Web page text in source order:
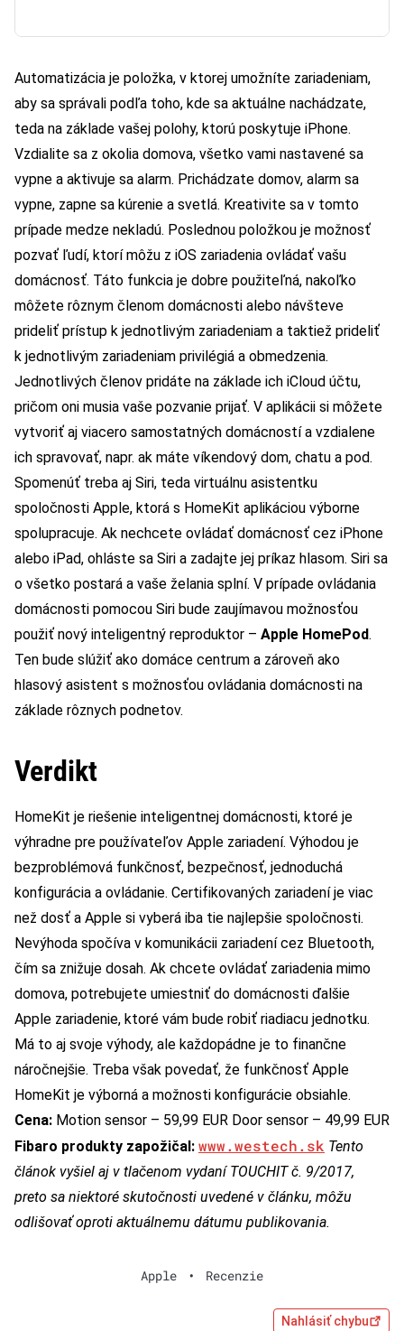
Automatizácia je položka, v ktorej umožníte zariadeniam,
aby sa správali podľa toho, kde sa aktuálne nachádzate,
teda na základe vašej polohy, ktorú poskytuje iPhone.
Vzdialite sa z okolia domova, všetko vami nastavené sa
vypne a aktivuje sa alarm. Prichádzate domov, alarm sa
vypne, zapne sa kúrenie a svetlá. Kreativite sa v tomto
prípade medze nekladú. Poslednou položkou je možnosť
pozvať ľudí, ktorí môžu z iOS zariadenia ovládať vašu
domácnosť. Táto funkcia je dobre použiteľná, nakoľko
môžete rôznym členom domácnosti alebo návšteve
prideliť prístup k jednotlivým zariadeniam a taktiež prideliť
k jednotlivým zariadeniam privilégiá a obmedzenia.
Jednotlivých členov pridáte na základe ich iCloud účtu,
pričom oni musia vaše pozvanie prijať. V aplikácii si môžete
vytvoriť aj viacero samostatných domácností a vzdialene
ich spravovať, napr. ak máte víkendový dom, chatu a pod.
Spomenúť treba aj Siri, teda virtuálnu asistentku
spoločnosti Apple, ktorá s HomeKit aplikáciou výborne
spolupracuje. Ak nechcete ovládať domácnosť cez iPhone
alebo iPad, ohláste sa Siri a zadajte jej príkaz hlasom. Siri sa
o všetko postará a vaše želania splní. V prípade ovládania
domácnosti pomocou Siri bude zaujímavou možnosťou
použiť nový inteligentný reproduktor – Apple HomePod.
Ten bude slúžiť ako domáce centrum a zároveň ako
hlasový asistent s možnosťou ovládania domácnosti na
základe rôznych podnetov.
Verdikt
HomeKit je riešenie inteligentnej domácnosti, ktoré je
výhradne pre používateľov Apple zariadení. Výhodou je
bezproblémová funkčnosť, bezpečnosť, jednoduchá
konfigurácia a ovládanie. Certifikovaných zariadení je viac
než dosť a Apple si vyberá iba tie najlepšie spoločnosti.
Nevýhoda spočíva v komunikácii zariadení cez Bluetooth,
čím sa znižuje dosah. Ak chcete ovládať zariadenia mimo
domova, potrebujete umiestniť do domácnosti ďalšie
Apple zariadenie, ktoré vám bude robiť riadiacu jednotku.
Má to aj svoje výhody, ale každopádne je to finančne
náročnejšie. Treba však povedať, že funkčnosť Apple
HomeKit je výborná a možnosti konfigurácie obsiahle.
Cena: Motion sensor – 59,99 EUR Door sensor – 49,99 EUR
Fibaro produkty zapožičal: www.westech.sk Tento
článok vyšiel aj v tlačenom vydaní TOUCHIT č. 9/2017,
preto sa niektoré skutočnosti uvedené v článku, môžu
odlišovať oproti aktuálnemu dátumu publikovania.
Apple • Recenzie
Nahlásiť chybu